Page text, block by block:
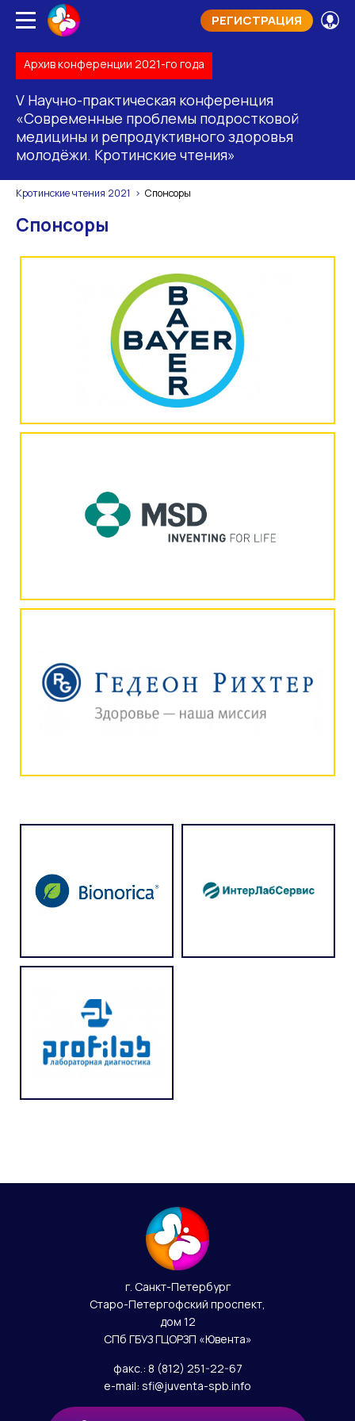
РЕГИСТРАЦИЯ
Архив конференции 2021-го года
V Научно-практическая конференция
«Современные проблемы подростковой
медицины и репродуктивного здоровья
молодёжи. Кротинские чтения»
Кротинские чтения 2021 Спонсоры
Спонсоры
г. Санкт-Петербург
Старо-Петергофский проспект,
дом 12
СПб ГБУЗ ГЦОРЗП «Ювента»
факс.: 8 (812) 251-22-67
e-mail: sfi@juventa-spb.info